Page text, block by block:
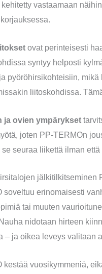
vastaamaan
ovat perinteisesti
syntyy helposti
pyöröhirsikohteisiin,
liitoskohdissa.
ja ovien ympärykset
joten PP-TERMOn
se seuraa liikettä ilman
jälkitilkitseminen
soveltuu erinomaisesti
tai muuten
nidotaan hirteen
– ja oikea leveys valitaan
kestää vuosikymmeniä,